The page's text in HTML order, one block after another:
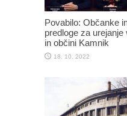
Povabilo: Občanke
predloge za
in občini Kamnik
18. 10. 2022